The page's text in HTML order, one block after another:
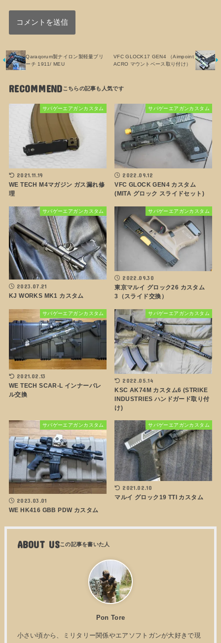
Qaraqorum製ナイロン製軽量ブリ
ーチ 1911/ MEU
VFC GLOCK17 GEN4 （Aimpoint
ACRO マウントベース取り付け）
RECOMMEND
サバゲーエアガンカスタム
2021.11.19
WE TECH M4マガジン ガス漏れ修
理
サバゲーエアガンカスタム
2022.09.12
VFC GLOCK GEN4 カスタム
(MITA グロック スライドセット)
サバゲーエアガンカスタム
2023.07.21
KJ WORKS MK1 カスタム
サバゲーエアガンカスタム
2022.09.30
東京マルイ グロック26 カスタム
3（スライド交換）
サバゲーエアガンカスタム
2021.02.13
WE TECH SCAR-L インナーバレ
ル交換
サバゲーエアガンカスタム
2022.05.14
KSC AK74M カスタム6 (STRIKE
INDUSTRIES ハンドガード取り付
け)
サバゲーエアガンカスタム
2023.03.01
WE HK416 GBB PDW カスタム
サバゲーエアガンカスタム
2021.02.10
マルイ グロック19 TTI カスタム
ABOUT US
Pon Tore
小さい頃から、ミリタリー関係やエアソフトガンが大好きで現